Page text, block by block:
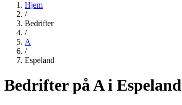
Hjem
/
Bedrifter
/
A
/
Espeland
Bedrifter på A i Espeland